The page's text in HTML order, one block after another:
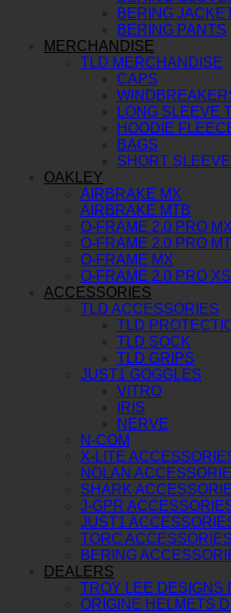
BERING
BERING PANTS
MERCHANDISE
TLD MERCHANDISE
CAPS
LONG SLEEVE
HOODIE
BAGS
SHORT
OAKLEY
AIRBRAKE MX
AIRBRAKE MTB
O-FRAME 2.0 PRO MX
O-FRAME 2.0 PRO
O-FRAME MX
O-FRAME 2.0 PRO
ACCESSORIES
TLD ACCESSORIES
TLD
TLD SOCK
TLD GRIPS
JUST1 GOGGLES
VITRO
IRIS
NERVE
N-COM
X-LITE
NOLAN
SHARK
J-GPR
JUST1
TORC ACCESSORIES
BERING
DEALERS
TROY LEE DESIGNS
ORIGINE HELMETS